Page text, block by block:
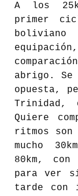
A los
primer
abrigo.
opuesta,
Trinidad,
Quiere
ritmos son
mucho
80km,
para ver
tarde con